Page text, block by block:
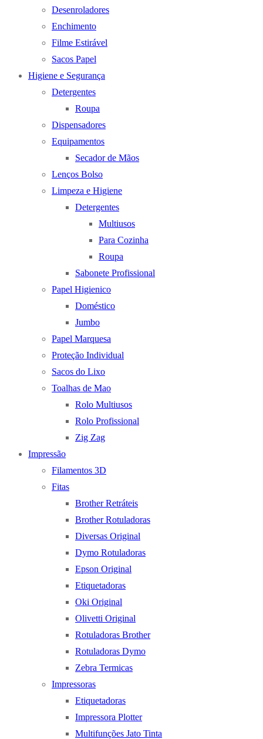
Desenroladores
Enchimento
Filme Estirável
Sacos Papel
Higiene e Segurança
Detergentes
Roupa
Dispensadores
Equipamentos
Secador de Mãos
Lenços Bolso
Limpeza e Higiene
Detergentes
Multiusos
Para Cozinha
Roupa
Sabonete Profissional
Papel Higienico
Doméstico
Jumbo
Papel Marquesa
Proteção Individual
Sacos do Lixo
Toalhas de Mao
Rolo Multiusos
Rolo Profissional
Zig Zag
Impressão
Filamentos 3D
Fitas
Brother Retráteis
Brother Rotuladoras
Diversas Original
Dymo Rotuladoras
Epson Original
Etiquetadoras
Oki Original
Olivetti Original
Rotuladoras Brother
Rotuladoras Dymo
Zebra Termicas
Impressoras
Etiquetadoras
Impressora Plotter
Multifunções Jato Tinta